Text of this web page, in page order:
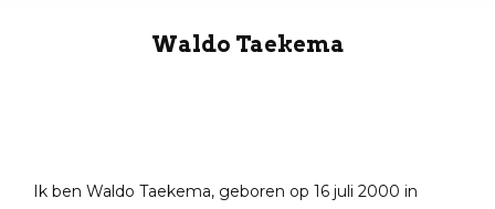
Waldo Taekema
Ik ben Waldo Taekema, geboren op 16 juli 2000 in